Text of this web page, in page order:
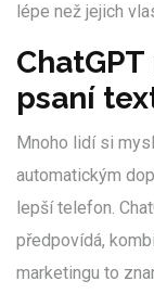
lépe než jejich
psaní
Mnoho lidí si
automatickým
lepší telefon.
předpovídá,
marketingu to